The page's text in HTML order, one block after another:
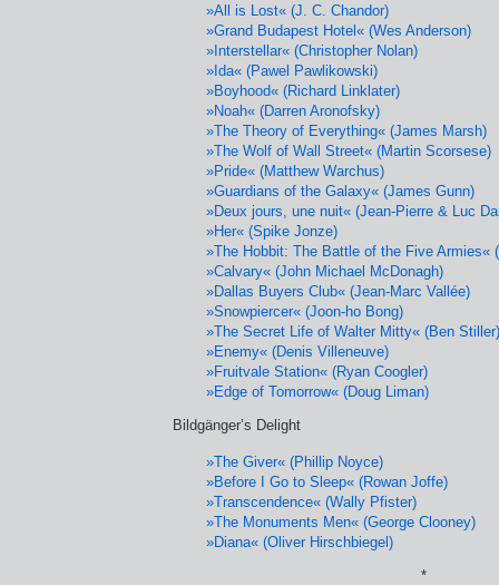
»All is Lost« (J. C. Chandor)
»Grand Budapest Hotel« (Wes Anderson)
»Interstellar« (Christopher Nolan)
»Ida« (Pawel Pawlikowski)
»Boyhood« (Richard Linklater)
»Noah« (Darren Aronofsky)
»The Theory of Everything« (James Marsh)
»The Wolf of Wall Street« (Martin Scorsese)
»Pride« (Matthew Warchus)
»Guardians of the Galaxy« (James Gunn)
»Deux jours, une nuit« (Jean-Pierre & Luc
»Her« (Spike Jonze)
»The Hobbit: The Battle of the Five Armies«
»Calvary« (John Michael McDonagh)
»Dallas Buyers Club« (Jean-Marc Vallée)
»Snowpiercer« (Joon-ho Bong)
»The Secret Life of Walter Mitty« (Ben Stiller)
»Enemy« (Denis Villeneuve)
»Fruitvale Station« (Ryan Coogler)
»Edge of Tomorrow« (Doug Liman)
Bildgänger’s Delight
»The Giver« (Phillip Noyce)
»Before I Go to Sleep« (Rowan Joffe)
»Transcendence« (Wally Pfister)
»The Monuments Men« (George Clooney)
»Diana« (Oliver Hirschbiegel)
*